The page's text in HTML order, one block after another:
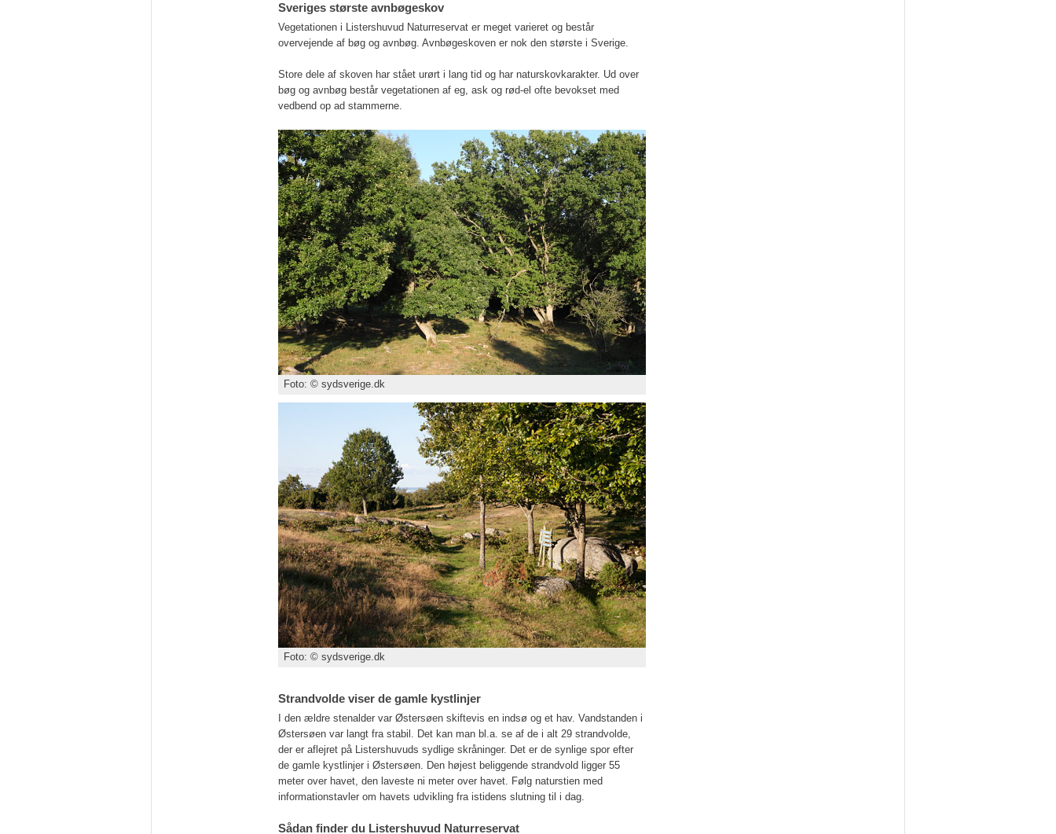
Sveriges største avnbøgeskov
Vegetationen i Listershuvud Naturreservat er meget varieret og består
overvejende af bøg og avnbøg. Avnbøgeskoven er nok den største i Sverige.
Store dele af skoven har stået urørt i lang tid og har naturskovkarakter. Ud over
bøg og avnbøg består vegetationen af eg, ask og rød-el ofte bevokset med
vedbend op ad stammerne.
Foto: © sydsverige.dk
Foto: © sydsverige.dk
Strandvolde viser de gamle kystlinjer
I den ældre stenalder var Østersøen skiftevis en indsø og et hav. Vandstanden i
Østersøen var langt fra stabil. Det kan man bl.a. se af de i alt 29 strandvolde,
der er aflejret på Listershuvuds sydlige skråninger. Det er de synlige spor efter
de gamle kystlinjer i Østersøen. Den højest beliggende strandvold ligger 55
meter over havet, den laveste ni meter over havet. Følg naturstien med
informationstavler om havets udvikling fra istidens slutning til i dag.
Sådan finder du Listershuvud Naturreservat